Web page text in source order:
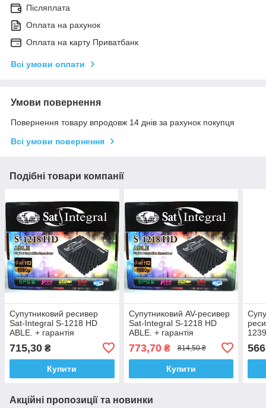
Післяплата
Оплата на рахунок
Оплата на карту Приватбанк
Всі умови оплати
Умови повернення
Повернення товару впродовж 14 днів за рахунок покупця
Всі умови повернення
Подібні товари компанії
Супутниковий ресивер
Sat-Integral S-1218 HD
ABLE. + гарантія
715,30 ₴
Купити
Супутниковий AV-ресивер
Sat-Integral S-1218 HD
ABLE. + гарантія
773,70₴ 814,50 ₴
Купити
566
Акційні пропозиції та новинки